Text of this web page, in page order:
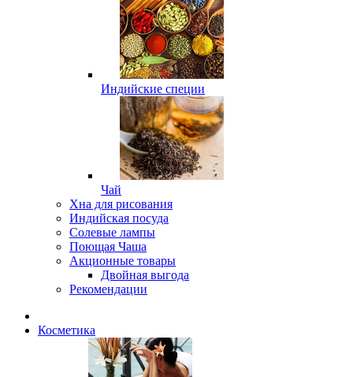
Индийские специи
Чай
Хна для рисования
Индийская посуда
Солевые лампы
Поющая Чаша
Акционные товары
Двойная выгода
Рекомендации
Косметика